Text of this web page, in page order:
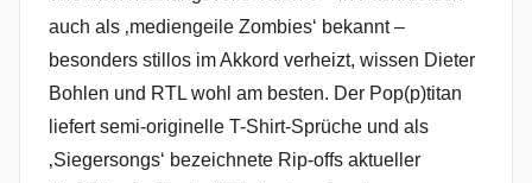
auch als ‚mediengeile Zombies‘ bekannt –
besonders stillos im Akkord verheizt, wissen Dieter
Bohlen und RTL wohl am besten. Der Pop(p)titan
liefert semi-originelle T-Shirt-Sprüche und als
‚Siegersongs‘ bezeichnete Rip-offs aktueller